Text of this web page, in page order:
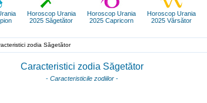
Horoscop Urania
2025 Săgetător
Horoscop Urania
2025 Capricorn
Horoscop Urania
2025 Vărsător
zodia Săgetător
Caracteristici zodia Săgetător
- Caracteristicile zodiilor-